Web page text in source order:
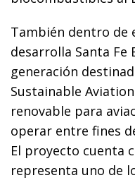
También dentro de
desarrolla Santa
generación
Sustainable
renovable para
operar entre fines
El proyecto cuenta
representa uno de